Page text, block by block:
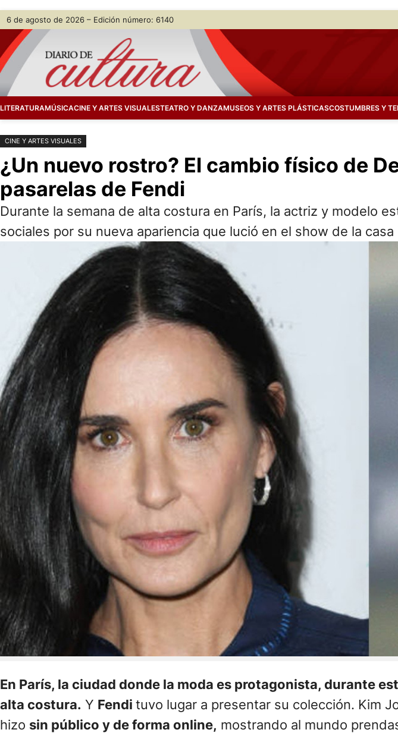
Saltar
contenido
Skip
content
6 de agosto de 2026 – Edición número: 6140
LITERATURAMÚSICACINE Y ARTES VISUALESTEATRO Y DANZAMUSEOS Y ARTES PLÁSTICASCOSTUMBRES Y
CINE Y ARTES VISUALES
¿Un nuevo rostro? El cambio físico de
pasarelas de Fendi
Durante la semana de alta costura en París, la actriz y modelo
sociales por su nueva apariencia que lució en el show de la casa
En París, la ciudad donde la moda es protagonista, durante
alta costura. Y Fendi tuvo lugar a presentar su colección. Kim
hizo sin público y de forma online, mostrando al mundo